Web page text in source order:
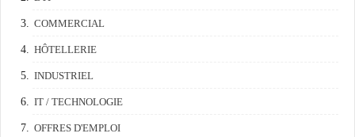
COMMERCIAL
HÔTELLERIE
INDUSTRIEL
IT / TECHNOLOGIE
OFFRES D'EMPLOI